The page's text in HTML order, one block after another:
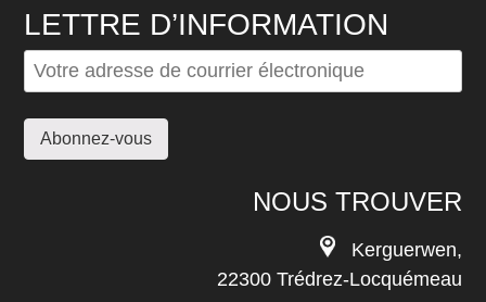
LETTRE D’INFORMATION
NOUS TROUVER
Kerguerwen,
22300 Trédrez-Locquémeau